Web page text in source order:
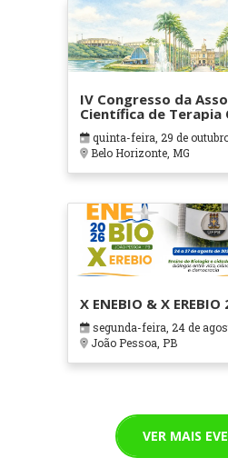
IV Congresso da
Científica de Terapia
em Contextos
Cuidados Paliativos -
quinta-feira, 29 de
Belo Horizonte, MG
X ENEBIO & X EREBIO
segunda-feira, 24 de
João Pessoa, PB
VER MAIS